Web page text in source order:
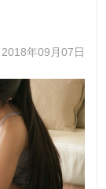
2018年09月07日